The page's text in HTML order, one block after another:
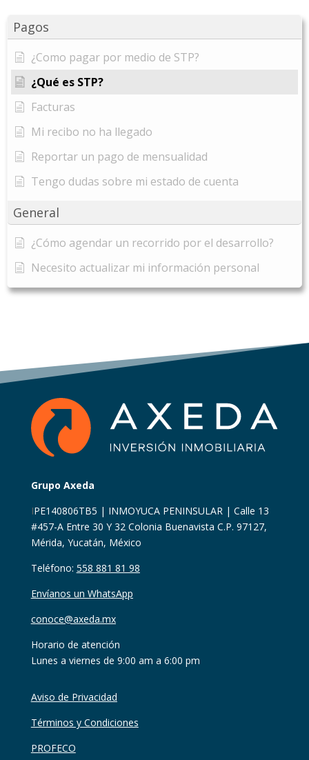
Pagos
¿Como pagar por medio de STP?
¿Qué es STP?
Facturas
Mi recibo no ha llegado
Reportar un pago de mensualidad
Tengo dudas sobre mi estado de cuenta
General
¿Cómo agendar un recorrido por el desarrollo?
Necesito actualizar mi información personal
Grupo Axeda
IPE140806TB5 | INMOYUCA PENINSULAR | Calle 13
#457-A Entre 30 Y 32 Colonia Buenavista C.P. 97127,
Mérida, Yucatán, México
Teléfono: 558 881 81 98
Envíanos un WhatsApp
conoce@axeda.mx
Horario de atención
Lunes a viernes de 9:00 am a 6:00 pm
Aviso de Privacidad
Términos y Condiciones
PROFECO